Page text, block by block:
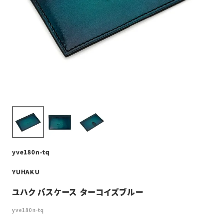
yve180n-tq
YUHAKU
ユハク パスケース ターコイズブルー
yve180n-tq